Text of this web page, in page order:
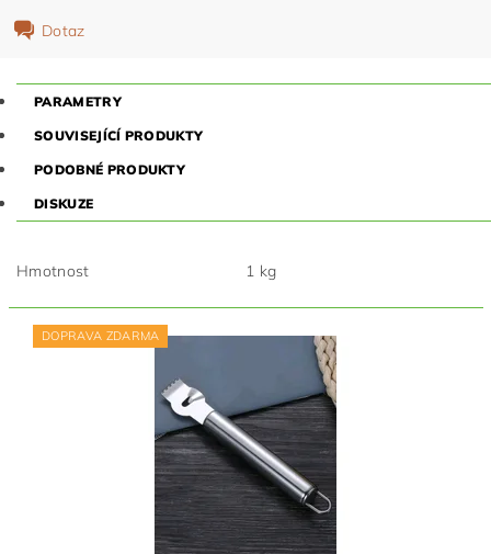
Dotaz
PARAMETRY
SOUVISEJÍCÍ PRODUKTY
PODOBNÉ PRODUKTY
DISKUZE
Hmotnost 1 kg
DOPRAVA ZDARMA